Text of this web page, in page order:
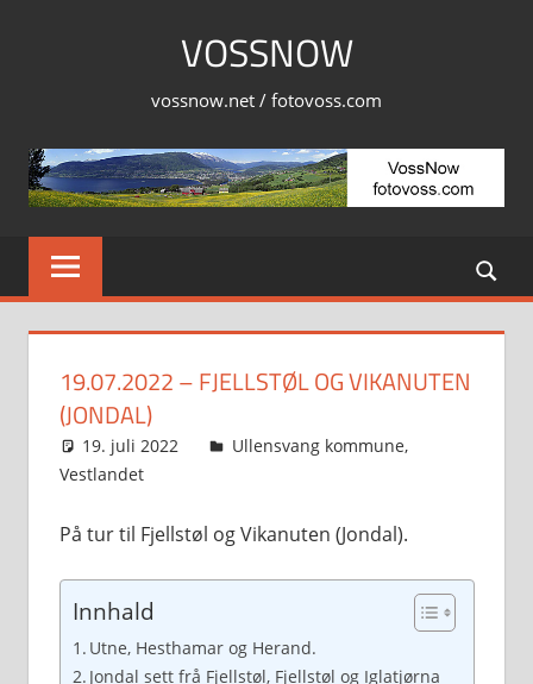
VOSSNOW
vossnow.net / fotovoss.com
19.07.2022 – FJELLSTØL OG VIKANUTEN
(JONDAL)
19. juli 2022 Svein
Ullensvang kommune,
Vestlandet
På tur til Fjellstøl og Vikanuten (Jondal).
Innhald
Utne, Hesthamar og Herand.
Jondal sett frå Fjellstøl, Fjellstøl og Iglatjørna